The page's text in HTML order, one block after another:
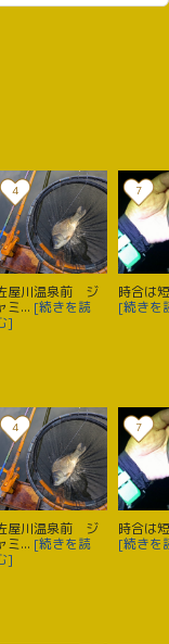
4
屋川温泉前 ジ
ミ... [続きを読
]
7
時合は
[続きを
4
屋川温泉前 ジ
ミ... [続きを読
]
7
時合は
[続きを